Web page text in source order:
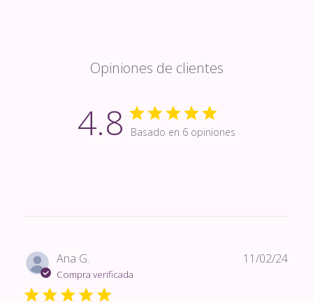
Opiniones de clientes
4.8 Basado en 6 opiniones
Ana G.
Compra verificada
11/02/24